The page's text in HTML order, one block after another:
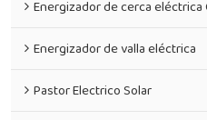
Energizador de cerca eléctrica
Energizador de valla eléctrica
Pastor Electrico Solar